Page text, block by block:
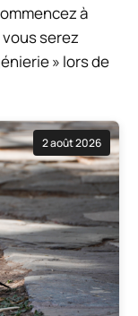
à
serez
» lors de
2 août 2026